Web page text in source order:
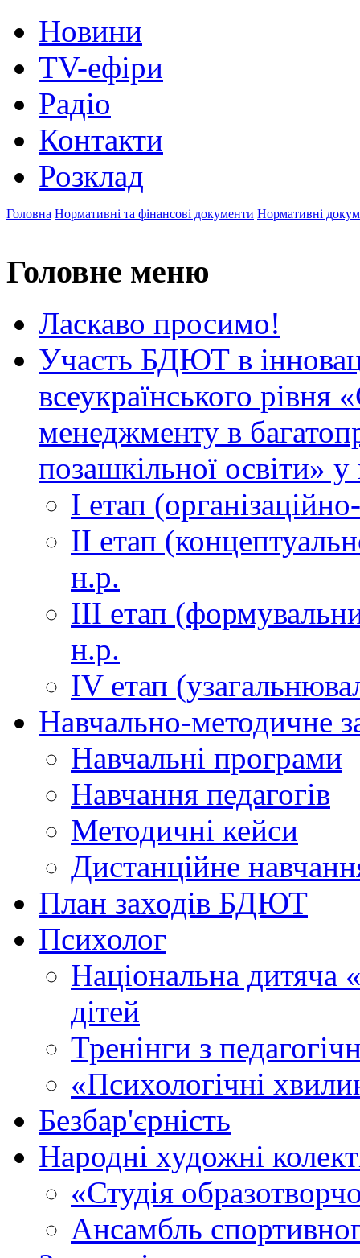
Новини
TV-ефіри
Радіо
Контакти
Розклад
Головна Нормативні та фінансові документи Нормативні
Головне меню
Ласкаво просимо!
Участь БДЮТ в
всеукраїнського рівня
менеджменту в
позашкільної освіти»
І етап
ІІ етап
н.р.
ІІІ етап
н.р.
ІV етап
Навчально-методичне
Навчальні програми
Навчання педагогів
Методичні кейси
Дистанційне
План заходів БДЮТ
Психолог
Національна дитяча
дітей
Тренінги з
«Психологічні
Безбар'єрність
Народні художні
«Студія
Ансамбль